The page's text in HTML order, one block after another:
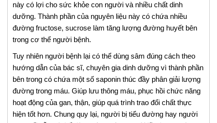
này có lợi cho sức khỏe con người và nhiều chất dinh
dưỡng. Thành phần của nguyên liệu này có chứa nhiều
đường fructose, sucrose làm tăng lượng đường huyết bên
trong cơ thể người bệnh.
Tuy nhiên người bệnh lại có thể dùng sâm đúng cách theo
hướng dẫn của bác sĩ, chuyên gia dinh dưỡng vì thành phần
bên trong có chứa một số saponin thúc đầy phân giải lượng
đường trong máu. Giúp lưu thông máu, phục hồi chức năng
hoạt động của gan, thận, giúp quá trình trao đổi chất thực
hiện tốt hơn. Chung quy lại, người bị tiểu đường hay người